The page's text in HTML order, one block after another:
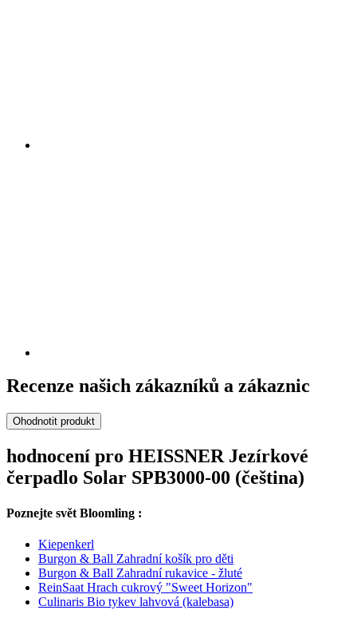
Recenze našich zákazníků a zákaznic
Ohodnotit produkt
hodnocení pro HEISSNER Jezírkové
čerpadlo Solar SPB3000-00 (čeština)
Poznejte svět Bloomling :
Kiepenkerl
Burgon & Ball Zahradní košík pro děti
Burgon & Ball Zahradní rukavice - žluté
ReinSaat Hrach cukrový "Sweet Horizon"
Culinaris Bio tykev lahvová (kalebasa)